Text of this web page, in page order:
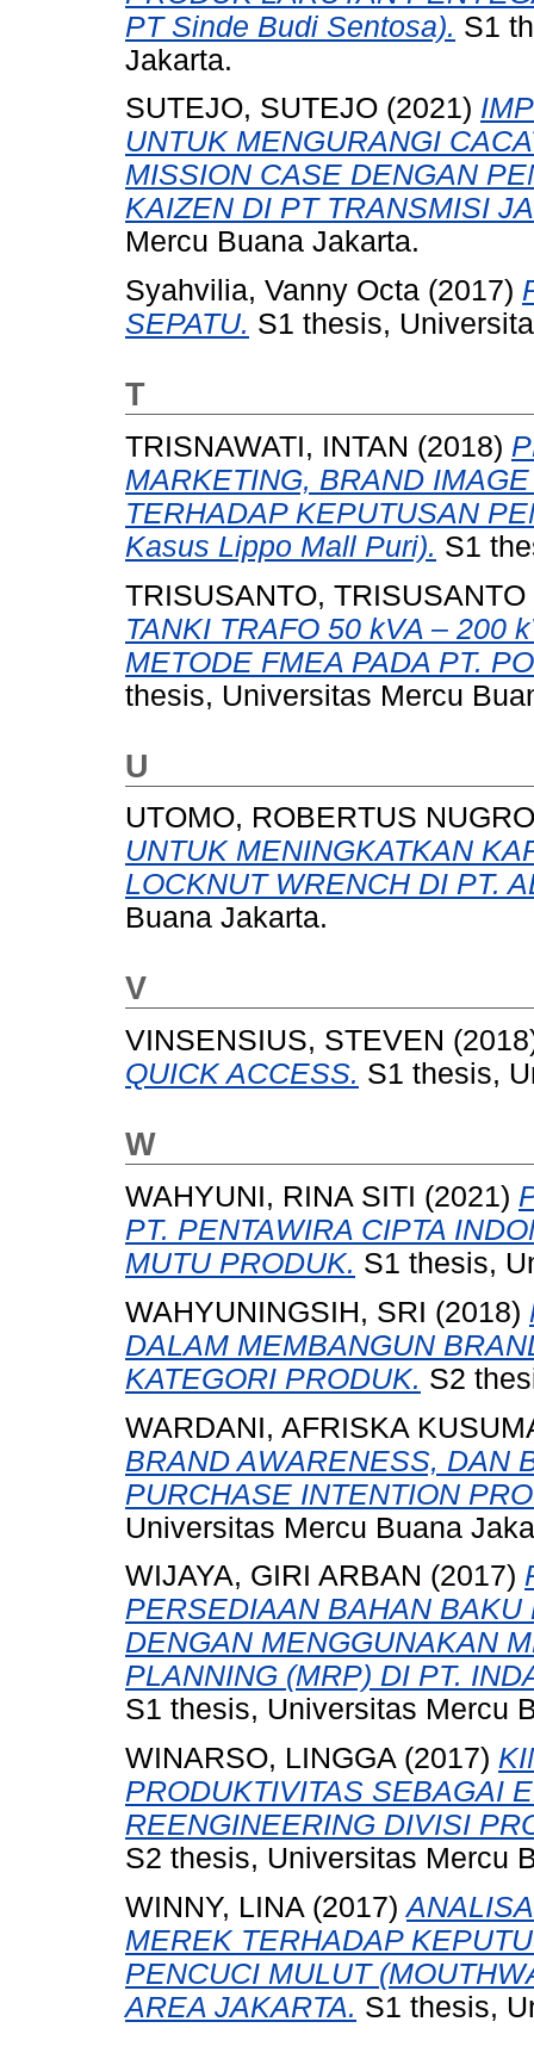
PT Sinde Budi Sentosa). S1
Jakarta.
SUTEJO, SUTEJO (2021)
UNTUK MENGURANGI
MISSION CASE DENGAN
KAIZEN DI PT TRANSMISI
Mercu Buana Jakarta.
Syahvilia, Vanny Octa (2017)
SEPATU. S1 thesis,
T
TRISNAWATI, INTAN (2018)
MARKETING, BRAND
TERHADAP KEPUTUSAN
Kasus Lippo Mall Puri). S1
TRISUSANTO, TRISUSANTO
TANKI TRAFO 50 kVA – 200
METODE FMEA PADA PT.
thesis, Universitas Mercu
U
UTOMO, ROBERTUS
UNTUK MENINGKATKAN
LOCKNUT WRENCH DI PT.
Buana Jakarta.
V
VINSENSIUS, STEVEN
QUICK ACCESS. S1 thesis,
W
WAHYUNI, RINA SITI (2021)
PT. PENTAWIRA CIPTA
MUTU PRODUK. S1 thesis,
WAHYUNINGSIH, SRI (2018)
DALAM MEMBANGUN
KATEGORI PRODUK. S2
WARDANI, AFRISKA
BRAND AWARENESS, DAN
PURCHASE INTENTION
Universitas Mercu Buana
WIJAYA, GIRI ARBAN (2017)
PERSEDIAAN BAHAN BAKU
DENGAN MENGGUNAKAN
PLANNING (MRP) DI PT.
S1 thesis, Universitas Mercu
WINARSO, LINGGA (2017)
PRODUKTIVITAS SEBAGAI
REENGINEERING DIVISI
S2 thesis, Universitas Mercu
WINNY, LINA (2017)
MEREK TERHADAP
PENCUCI MULUT
AREA JAKARTA. S1 thesis,